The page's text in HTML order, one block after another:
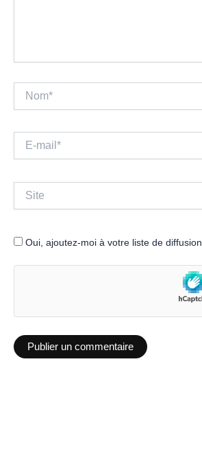
mail*
Oui, ajoutez-moi à votre liste de diffusion